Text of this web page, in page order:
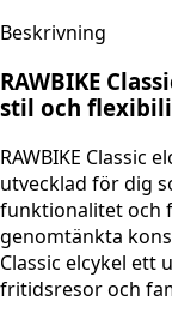
Beskrivning
RAWBIKE
stil och
RAWBIKE Classic
utvecklad för dig
funktionalitet och
genomtänkta
Classic elcykel ett
fritidsresor och